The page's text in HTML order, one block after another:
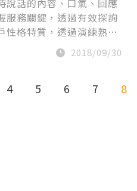
說話的內容、口氣、回應
服務關鍵，透過有效探詢
性格特質，透過演練熟…
2018/09/30
4 5 6 7 8